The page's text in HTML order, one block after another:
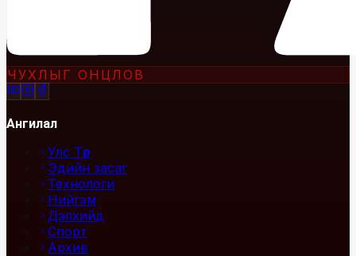
ЧУХЛЫГ ОНЦЛОВ
Ангилал
Улс Төр
Эдийн засаг
Технологи
Нийгэм
Дэлхийд
Спорт
Архив